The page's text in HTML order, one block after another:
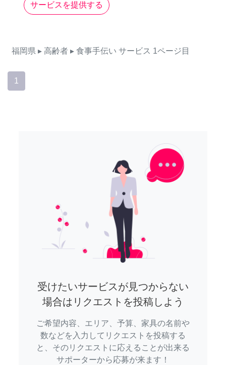
サービスを提供する
福岡県 ▸ 高齢者 ▸ 食事手伝い サービス 1ページ目
1
受けたいサービスが見つからない
場合はリクエストを投稿しよう
ご希望内容、エリア、予算、家具の名前や
数などを入力してリクエストを投稿する
と、そのリクエストに応えることが出来る
サポーターから応募が来ます！